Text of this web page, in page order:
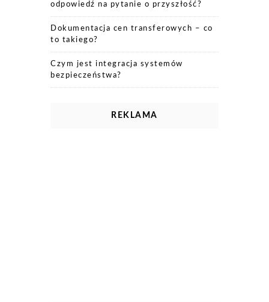
odpowiedź na pytanie o przyszłość?
Dokumentacja cen transferowych – co
to takiego?
Czym jest integracja systemów
bezpieczeństwa?
REKLAMA